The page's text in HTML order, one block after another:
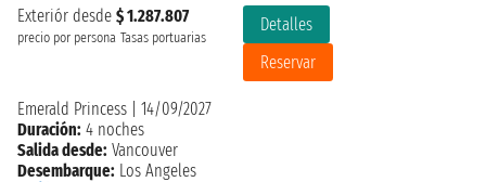
Exteriór desde $ 1.287.807
precio por persona Tasas portuarias
Detalles
Reservar
Emerald Princess
14/09/2027
Duración: 4 noches
Salida desde: Vancouver
Desembarque: Los Angeles